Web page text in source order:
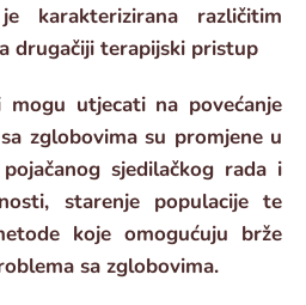
karakterizirana različitim
drugačiji terapijski pristup
mogu utjecati na povećanje
zglobovima su promjene u
sjedilačkog rada i
starenje populacije te
koje omogućuju brže
sa zglobovima.